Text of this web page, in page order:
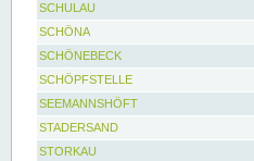
SCHULAU
SCHÖNA
SCHÖNEBECK
SCHÖPFSTELLE
SEEMANNSHÖFT
STADERSAND
STORKAU